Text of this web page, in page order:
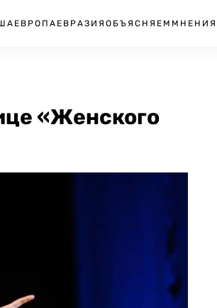
ЕВРОПА ЕВРАЗИЯ ОБЪЯСНЯЕМ МНЕНИЯ
«Женского